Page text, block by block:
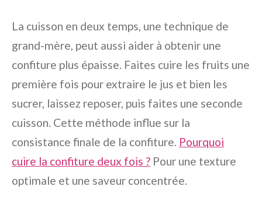
La cuisson en deux temps, une technique de
grand-mère, peut aussi aider à obtenir une
confiture plus épaisse. Faites cuire les fruits une
première fois pour extraire le jus et bien les
sucrer, laissez reposer, puis faites une seconde
cuisson. Cette méthode influe sur la
consistance finale de la confiture. Pourquoi
cuire la confiture deux fois ? Pour une texture
optimale et une saveur concentrée.